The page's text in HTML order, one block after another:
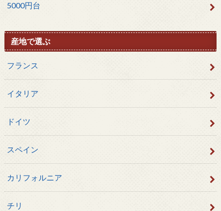
5000円台
産地で選ぶ
フランス
イタリア
ドイツ
スペイン
カリフォルニア
チリ